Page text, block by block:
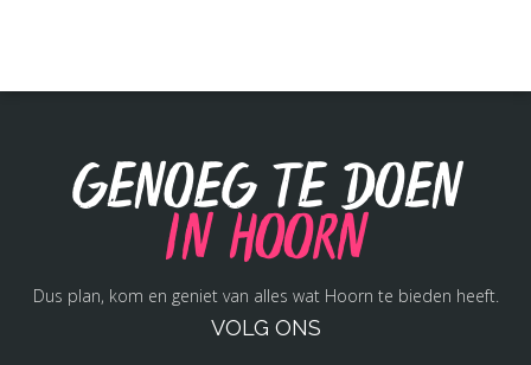
Genoeg te doen
in Hoorn
Dus plan, kom en geniet van alles wat Hoorn te bieden heeft.
VOLG ONS